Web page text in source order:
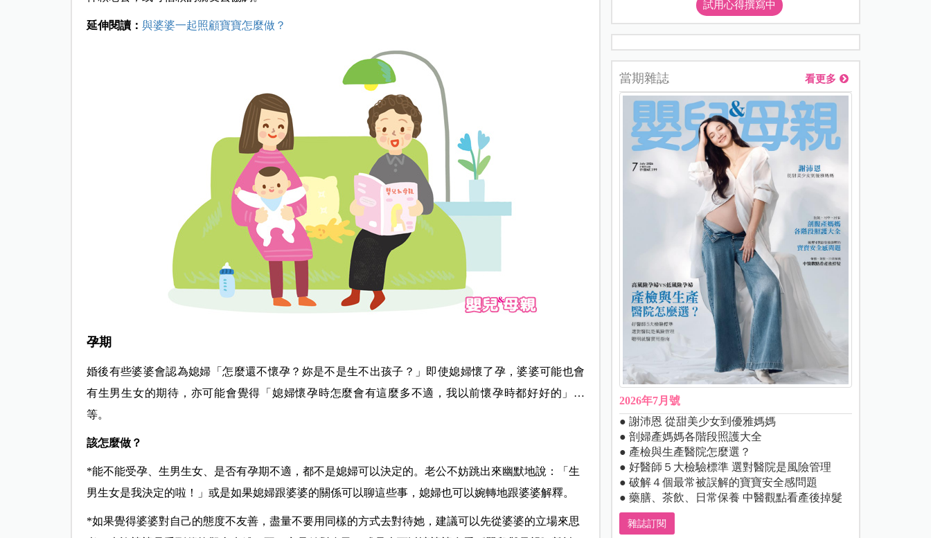
延伸閱讀： 與婆婆一起照顧寶寶怎麼做？
孕期
婚後有些婆婆會認為媳婦「怎麼還不懷孕？妳是不是生不出孩子？」即使媳婦懷了孕，婆婆可能也會
有生男生女的期待，亦可能會覺得「媳婦懷孕時怎麼會有這麼多不適，我以前懷孕時都好好的」…
等。
該怎麼做？
*能不能受孕、生男生女、是否有孕期不適，都不是媳婦可以決定的。老公不妨跳出來幽默地說：「生
男生女是我決定的啦！」或是如果媳婦跟婆婆的關係可以聊這些事，媳婦也可以婉轉地跟婆婆解釋。
*如果覺得婆婆對自己的態度不友善，盡量不要用同樣的方式去對待她，建議可以先從婆婆的立場來思
試用心得撰寫中
當期雜誌 看更多
2026年7月號
● 謝沛恩 從甜美少女到優雅媽媽
● 剖婦產媽媽各階段照護大全
● 產檢與生產醫院怎麼選？
● 好醫師５大檢驗標準 選對醫院是風險管理
● 破解４個最常被誤解的寶寶安全感問題
● 藥膳、茶飲、日常保養 中醫觀點看產後掉髮
雜誌訂閱